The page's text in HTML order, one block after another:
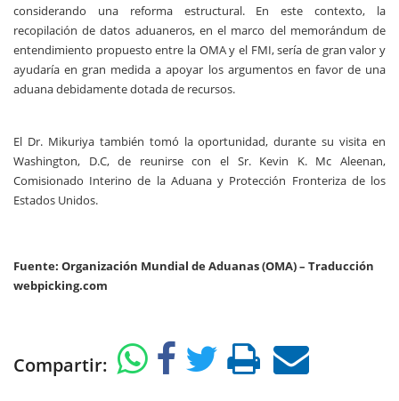
considerando una reforma estructural. En este contexto, la
recopilación de datos aduaneros, en el marco del memorándum de
entendimiento propuesto entre la OMA y el FMI, sería de gran valor y
ayudaría en gran medida a apoyar los argumentos en favor de una
aduana debidamente dotada de recursos.
El Dr. Mikuriya también tomó la oportunidad, durante su visita en
Washington, D.C, de reunirse con el Sr. Kevin K. Mc Aleenan,
Comisionado Interino de la Aduana y Protección Fronteriza de los
Estados Unidos.
Fuente: Organización Mundial de Aduanas (OMA) – Traducción
webpicking.com
Compartir: